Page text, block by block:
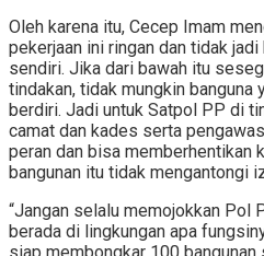
Oleh karena itu, Cecep Imam
pekerjaan ini ringan dan tidak
sendiri. Jika dari bawah itu
tindakan, tidak mungkin
berdiri. Jadi untuk Satpol PP di
camat dan kades serta
peran dan bisa memberhentikan
bangunan itu tidak mengantongi
“Jangan selalu memojokkan Pol
berada di lingkungan apa